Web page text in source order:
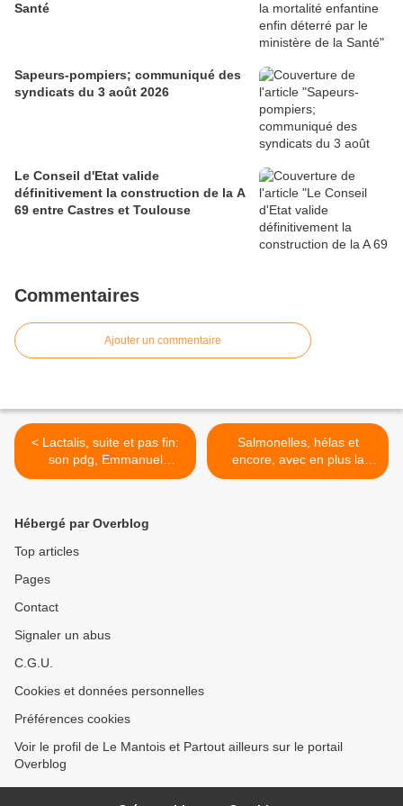
Santé
Sapeurs-pompiers; communiqué des
syndicats du 3 août 2026
Le Conseil d'Etat valide
définitivement la construction de la A
69 entre Castres et Toulouse
Commentaires
Ajouter un commentaire
< Lactalis, suite et pas fin:
son pdg, Emmanuel
Besnier, se blanchit plus
transformé pour de très
Salmonelles, hélas et
encore, avec en plus la
complicité active de l'Etat >
Hébergé par Overblog
Top articles
Pages
Contact
Signaler un abus
C.G.U.
Cookies et données personnelles
Préférences cookies
Voir le profil de Le Mantois et Partout ailleurs sur le portail
Overblog